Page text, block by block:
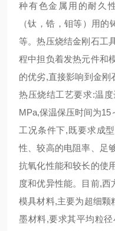
种有色金属用的耐久
（钛，锆，钼等）用
等。热压烧结金刚石工
程中担负着发热元件和
的优劣,直接影响到金刚
热压烧结工艺要求:温
MPa,保温保压时间为15
工况条件下,既要求成
性、较高的电阻率、足
抗氧化性能和较长的使
度和优异性能。目前,
模具材料,主要为超细颗
墨材料,要求其平均粒